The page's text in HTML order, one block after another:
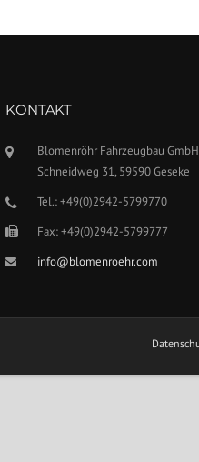
KONTAKT
Blomenröhr Fahrzeugbau GmbH
Schneidweg 31, 59590 Geseke
Tel.: +49(0)2942-5799770
Fax: +49(0)2942-5799777
info@blomenroehr.com